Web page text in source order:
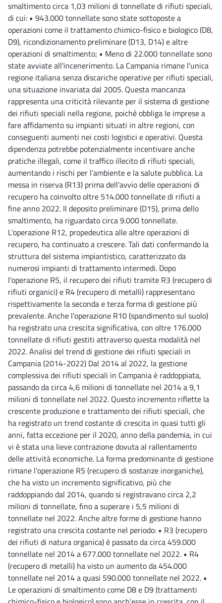
smaltimento circa 1,03 milioni di tonnellate di rifiuti speciali,
di cui: • 943.000 tonnellate sono state sottoposte a
operazioni come il trattamento chimico-fisico e biologico (D8,
D9), ricondizionamento preliminare (D13, D14) e altre
operazioni di smaltimento; • Meno di 22.000 tonnellate sono
state avviate all'incenerimento. La Campania rimane l'unica
regione italiana senza discariche operative per rifiuti speciali,
una situazione invariata dal 2005. Questa mancanza
rappresenta una criticità rilevante per il sistema di gestione
dei rifiuti speciali nella regione, poiché obbliga le imprese a
fare affidamento su impianti situati in altre regioni, con
conseguenti aumenti nei costi logistici e operativi. Questa
dipendenza potrebbe potenzialmente incentivare anche
pratiche illegali, come il traffico illecito di rifiuti speciali,
aumentando i rischi per l’ambiente e la salute pubblica. La
messa in riserva (R13) prima dell'avvio delle operazioni di
recupero ha coinvolto oltre 514.000 tonnellate di rifiuti a
fine anno 2022. Il deposito preliminare (D15), prima dello
smaltimento, ha riguardato circa 9.000 tonnellate.
L'operazione R12, propedeutica alle altre operazioni di
recupero, ha continuato a crescere. Tali dati confermando la
struttura del sistema impiantistico, caratterizzato da
numerosi impianti di trattamento intermedi. Dopo
l'operazione R5, il recupero dei rifiuti tramite R3 (recupero di
rifiuti organici) e R4 (recupero di metalli) rappresentano
rispettivamente la seconda e terza forma di gestione più
prevalente. Anche l'operazione R10 (spandimento sul suolo)
ha registrato una crescita significativa, con oltre 176.000
tonnellate di rifiuti gestiti attraverso questa modalità nel
2022. Analisi del trend di gestione dei rifiuti speciali in
Campania (2014-2022) Dal 2014 al 2022, la gestione
complessiva dei rifiuti speciali in Campania è raddoppiata,
passando da circa 4,6 milioni di tonnellate nel 2014 a 9,1
milioni di tonnellate nel 2022. Questo incremento riflette la
crescente produzione e trattamento dei rifiuti speciali, che
ha registrato un trend costante di crescita in quasi tutti gli
anni, fatta eccezione per il 2020, anno della pandemia, in cui
vi è stata una lieve contrazione dovuta al rallentamento
delle attività economiche. La forma predominante di gestione
rimane l'operazione R5 (recupero di sostanze inorganiche),
che ha visto un incremento significativo, più che
raddoppiando dal 2014, quando si registravano circa 2,2
milioni di tonnellate, fino a superare i 5,5 milioni di
tonnellate nel 2022. Anche altre forme di gestione hanno
registrato una crescita costante nel periodo: • R3 (recupero
dei rifiuti di natura organica) è passato da circa 459.000
tonnellate nel 2014 a 677.000 tonnellate nel 2022. • R4
(recupero di metalli) ha visto un aumento da 454.000
tonnellate nel 2014 a quasi 590.000 tonnellate nel 2022. •
Le operazioni di smaltimento come D8 e D9 (trattamenti